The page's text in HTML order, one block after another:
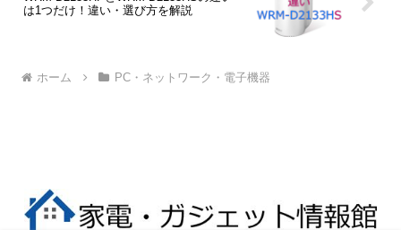
は1つだけ！違い・選び方を解説
ホーム PC・ネットワーク・電子機器